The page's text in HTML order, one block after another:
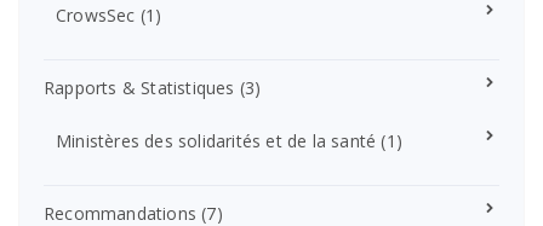
CrowsSec (1)
Rapports & Statistiques (3)
Ministères des solidarités et de la santé (1)
Recommandations (7)